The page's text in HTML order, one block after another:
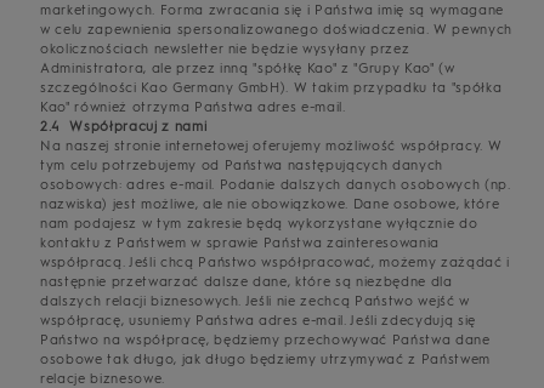
marketingowych. Forma zwracania się i Państwa imię są wymagane
w celu zapewnienia spersonalizowanego doświadczenia. W pewnych
okolicznościach newsletter nie będzie wysyłany przez
Administratora, ale przez inną "spółkę Kao" z "Grupy Kao" (w
szczególności Kao Germany GmbH). W takim przypadku ta "spółka
Kao" również otrzyma Państwa adres e-mail.
2.4 Współpracuj z nami
Na naszej stronie internetowej oferujemy możliwość współpracy. W
tym celu potrzebujemy od Państwa następujących danych
osobowych: adres e-mail. Podanie dalszych danych osobowych (np.
nazwiska) jest możliwe, ale nie obowiązkowe. Dane osobowe, które
nam podajesz w tym zakresie będą wykorzystane wyłącznie do
kontaktu z Państwem w sprawie Państwa zainteresowania
współpracą. Jeśli chcą Państwo współpracować, możemy zażądać i
następnie przetwarzać dalsze dane, które są niezbędne dla
dalszych relacji biznesowych. Jeśli nie zechcą Państwo wejść w
współpracę, usuniemy Państwa adres e-mail. Jeśli zdecydują się
Państwo na współpracę, będziemy przechowywać Państwa dane
osobowe tak długo, jak długo będziemy utrzymywać z Państwem
relacje biznesowe.